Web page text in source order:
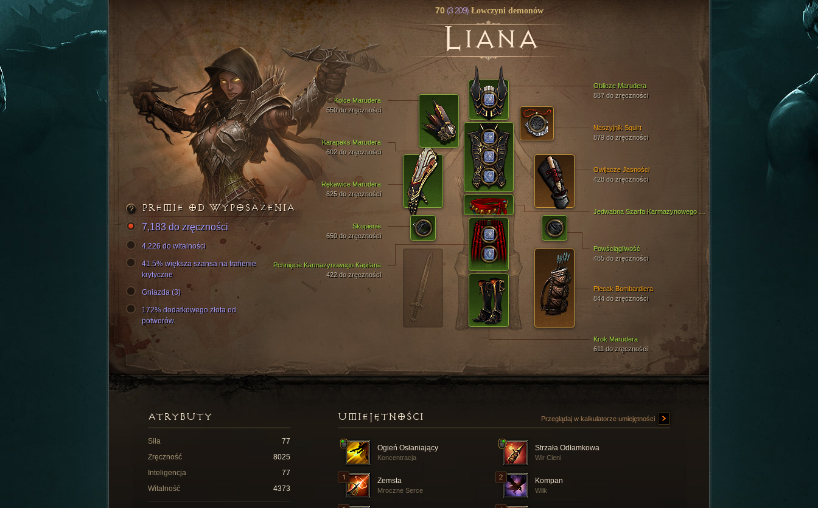
70 (3 209)Łowczyni demonów
LIANA
Oblicze Marudera
887 do zręczności
Karapaks Marudera
602 do zręczności
Krok Marudera
611 do zręczności
Rękawice Marudera
825 do zręczności
Kolce Marudera
550 do zręczności
Pchnięcie Karmazynowego Kapitana
422 do zręczności
Owijacze Jasności
428 do zręczności
Plecak Bombardiera
844 do zręczności
Powściągliwość
485 do zręczności
Skupienie
650 do zręczności
Naszyjnik Squirt
879 do zręczności
PREMIE OD WYPOSAŻENIA
7,183 do zręczności
4,226 do witalności
41.5% większa szansa na trafienie
krytyczne
Gniazda (3)
172% dodatkowego złota od
potworów
UMIEJĘTNOŚCI Przeglądaj w kalkulatorze umiejętności
Ogień Osłaniający
Koncentracja
Strzała Odłamkowa
Wir Cieni
Zemsta
Mroczne Serce
Kompan
Wilk
ATRYBUTY
Siła
77
Zręczność
8025
Inteligencja
77
Witalność
4373